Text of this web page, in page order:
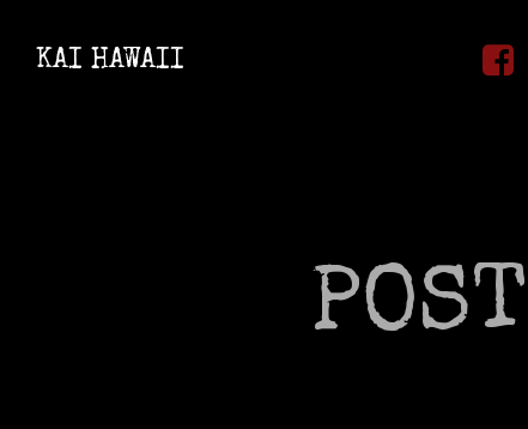
Inhalt
springenKAI HAWAII